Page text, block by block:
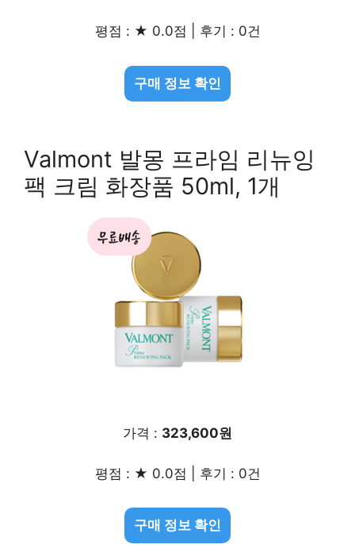
평점 : ★ 0.0점 | 후기 : 0건
구매 정보 확인
Valmont 발몽 프라임 리뉴잉
팩 크림 화장품 50ml, 1개
가격 : 323,600원
평점 : ★ 0.0점 | 후기 : 0건
구매 정보 확인